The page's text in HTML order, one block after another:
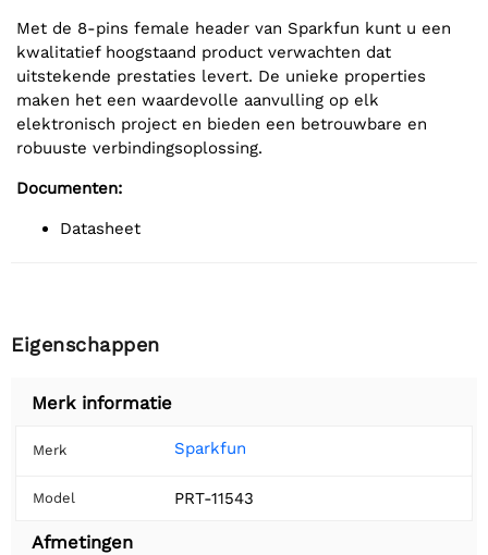
Met de 8-pins female header van Sparkfun kunt u een
kwalitatief hoogstaand product verwachten dat
uitstekende prestaties levert. De unieke properties
maken het een waardevolle aanvulling op elk
elektronisch project en bieden een betrouwbare en
robuuste verbindingsoplossing.
Documenten:
Datasheet
Eigenschappen
Merk informatie
Merk Sparkfun
Model PRT-11543
Afmetingen